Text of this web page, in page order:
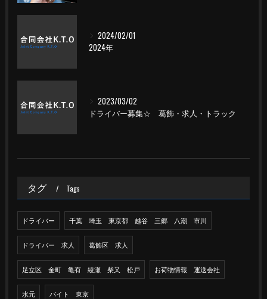
2024/02/01
2024年
2023/03/02
ドライバー募集☆ 葛飾・求人・トラック
タグ Tags
ドライバー 千葉 埼玉 東京都 越谷 三郷 八潮 市川
ドライバー 求人 葛飾区 求人
足立区 金町 亀有 綾瀬 柴又 松戸 お荷物情報 運送会社
水元 バイト 東京